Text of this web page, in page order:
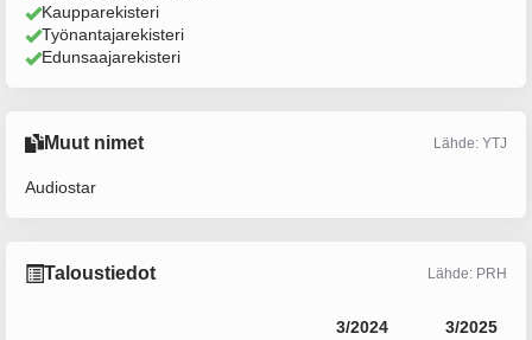
Kaupparekisteri
Työnantajarekisteri
Edunsaajarekisteri
Muut nimet Lähde: YTJ
Audiostar
Taloustiedot Lähde: PRH
3/2024 3/2025